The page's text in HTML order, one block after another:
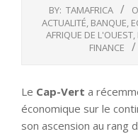
BY: TAMAFRICA
ACTUALITÉ, BANQUE,
AFRIQUE DE L'OUEST,
FINANCE
Le Cap-Vert a
économique sur le
son ascension au rang